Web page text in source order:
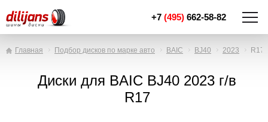
+7 (495) 662-58-82
Главная Подбор дисков по марке авто BAIC BJ40 2023 R17
Диски для BAIC BJ40 2023 г/в
R17